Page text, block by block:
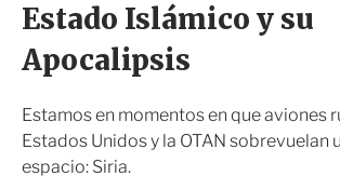
Estado Islámico y su
Apocalipsis
Estamos en momentos en que aviones
Estados Unidos y la OTAN sobrevuelan
espacio: Siria.